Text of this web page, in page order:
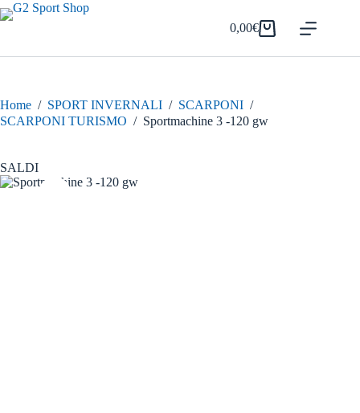
Salta
al
Carrello
0,00€
Home / SPORT INVERNALI / SCARPONI /
SCARPONI TURISMO / Sportmachine 3 -120 gw
SALDI